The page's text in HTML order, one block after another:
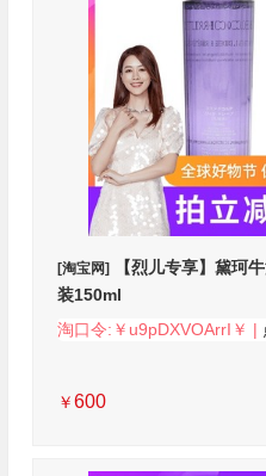
[淘宝网]【烈儿专享】黛珂
装150ml
淘口令:￥u9pDXVOArrI￥ |
￥600